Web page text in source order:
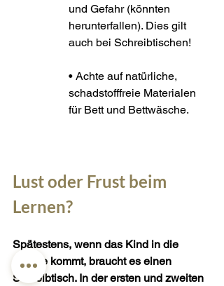
und Gefahr (könnten
herunterfallen). Dies gilt
auch bei Schreibtischen!
• Achte auf natürliche,
schadstofffreie Materialen
für Bett und Bettwäsche.
Lust oder Frust beim
Lernen?
Spätestens, wenn das Kind in die
Schule kommt, braucht es einen
Schreibtisch. In der ersten und zweiten